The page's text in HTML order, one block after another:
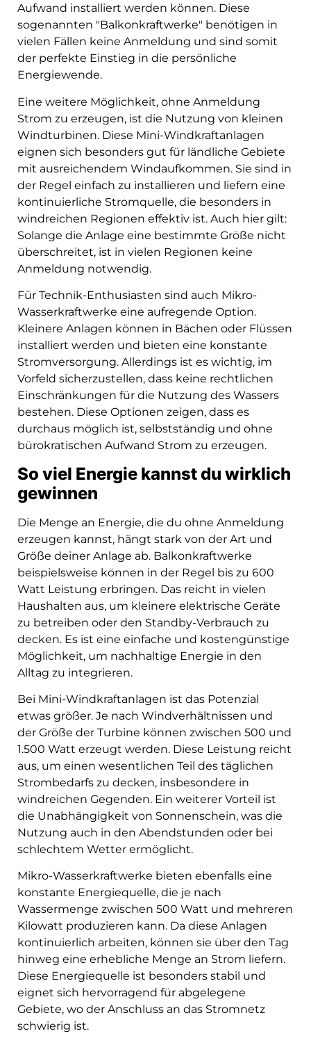
Aufwand installiert werden können. Diese
sogenannten "Balkonkraftwerke" benötigen in
vielen Fällen keine Anmeldung und sind somit
der perfekte Einstieg in die persönliche
Energiewende.
Eine weitere Möglichkeit, ohne Anmeldung
Strom zu erzeugen, ist die Nutzung von kleinen
Windturbinen. Diese Mini-Windkraftanlagen
eignen sich besonders gut für ländliche Gebiete
mit ausreichendem Windaufkommen. Sie sind in
der Regel einfach zu installieren und liefern eine
kontinuierliche Stromquelle, die besonders in
windreichen Regionen effektiv ist. Auch hier gilt:
Solange die Anlage eine bestimmte Größe nicht
überschreitet, ist in vielen Regionen keine
Anmeldung notwendig.
Für Technik-Enthusiasten sind auch Mikro-
Wasserkraftwerke eine aufregende Option.
Kleinere Anlagen können in Bächen oder Flüssen
installiert werden und bieten eine konstante
Stromversorgung. Allerdings ist es wichtig, im
Vorfeld sicherzustellen, dass keine rechtlichen
Einschränkungen für die Nutzung des Wassers
bestehen. Diese Optionen zeigen, dass es
durchaus möglich ist, selbstständig und ohne
bürokratischen Aufwand Strom zu erzeugen.
So viel Energie kannst du wirklich
gewinnen
Die Menge an Energie, die du ohne Anmeldung
erzeugen kannst, hängt stark von der Art und
Größe deiner Anlage ab. Balkonkraftwerke
beispielsweise können in der Regel bis zu 600
Watt Leistung erbringen. Das reicht in vielen
Haushalten aus, um kleinere elektrische Geräte
zu betreiben oder den Standby-Verbrauch zu
decken. Es ist eine einfache und kostengünstige
Möglichkeit, um nachhaltige Energie in den
Alltag zu integrieren.
Bei Mini-Windkraftanlagen ist das Potenzial
etwas größer. Je nach Windverhältnissen und
der Größe der Turbine können zwischen 500 und
1.500 Watt erzeugt werden. Diese Leistung reicht
aus, um einen wesentlichen Teil des täglichen
Strombedarfs zu decken, insbesondere in
windreichen Gegenden. Ein weiterer Vorteil ist
die Unabhängigkeit von Sonnenschein, was die
Nutzung auch in den Abendstunden oder bei
schlechtem Wetter ermöglicht.
Mikro-Wasserkraftwerke bieten ebenfalls eine
konstante Energiequelle, die je nach
Wassermenge zwischen 500 Watt und mehreren
Kilowatt produzieren kann. Da diese Anlagen
kontinuierlich arbeiten, können sie über den Tag
hinweg eine erhebliche Menge an Strom liefern.
Diese Energiequelle ist besonders stabil und
eignet sich hervorragend für abgelegene
Gebiete, wo der Anschluss an das Stromnetz
schwierig ist.